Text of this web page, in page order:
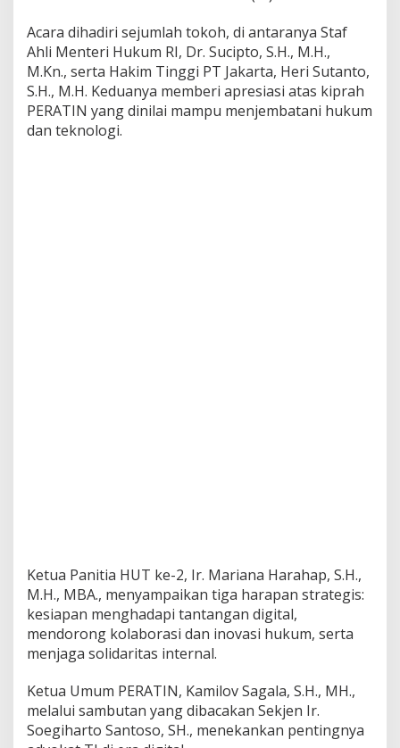
Acara dihadiri sejumlah tokoh, di antaranya Staf
Ahli Menteri Hukum RI, Dr. Sucipto, S.H., M.H.,
M.Kn., serta Hakim Tinggi PT Jakarta, Heri Sutanto,
S.H., M.H. Keduanya memberi apresiasi atas kiprah
PERATIN yang dinilai mampu menjembatani hukum
dan teknologi.
Ketua Panitia HUT ke-2, Ir. Mariana Harahap, S.H.,
M.H., MBA., menyampaikan tiga harapan strategis:
kesiapan menghadapi tantangan digital,
mendorong kolaborasi dan inovasi hukum, serta
menjaga solidaritas internal.
Ketua Umum PERATIN, Kamilov Sagala, S.H., MH.,
melalui sambutan yang dibacakan Sekjen Ir.
Soegiharto Santoso, SH., menekankan pentingnya